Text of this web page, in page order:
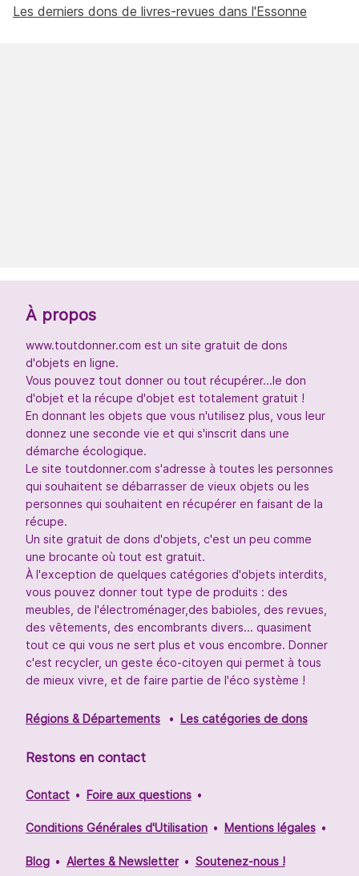
Les derniers dons de livres-revues dans l'Essonne
À propos
www.toutdonner.com est un site gratuit de dons
d'objets en ligne.
Vous pouvez tout donner ou tout récupérer...le don
d'objet et la récupe d'objet est totalement gratuit !
En donnant les objets que vous n'utilisez plus, vous leur
donnez une seconde vie et qui s'inscrit dans une
démarche écologique.
Le site toutdonner.com s'adresse à toutes les personnes
qui souhaitent se débarrasser de vieux objets ou les
personnes qui souhaitent en récupérer en faisant de la
récupe.
Un site gratuit de dons d'objets, c'est un peu comme
une brocante où tout est gratuit.
À l'exception de quelques catégories d'objets interdits,
vous pouvez donner tout type de produits : des
meubles, de l'électroménager,des babioles, des revues,
des vêtements, des encombrants divers... quasiment
tout ce qui vous ne sert plus et vous encombre. Donner
c'est recycler, un geste éco-citoyen qui permet à tous
de mieux vivre, et de faire partie de l'éco système !
Régions & Départements Les catégories de dons
Restons en contact
Contact Foire aux questions
Conditions Générales d'Utilisation Mentions légales
Blog Alertes & Newsletter Soutenez-nous !